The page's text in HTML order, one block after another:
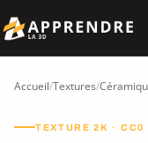
Accueil/Textures/
TEXTURE 2K · CC0